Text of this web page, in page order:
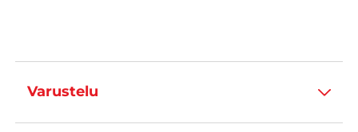
Varustelu